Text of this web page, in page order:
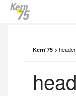
Kern'75 >